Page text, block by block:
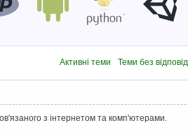
Активні теми Теми без
з інтернетом та комп'ютерами.